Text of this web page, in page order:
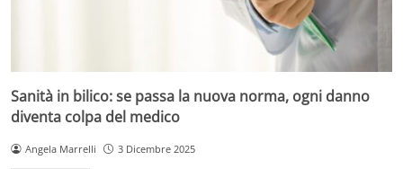
Sanità in bilico: se passa la nuova norma, ogni danno
diventa colpa del medico
Angela Marrelli 3 Dicembre 2025